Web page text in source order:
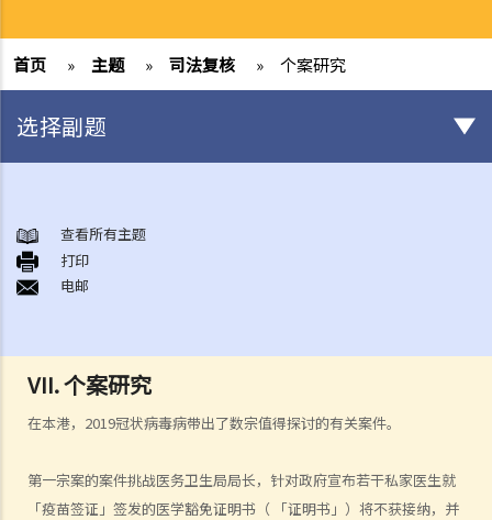
首页 » 主题 » 司法复核 » 个案研究
VII. 个案研究
在本港，2019冠状病毒病带出了数宗值得探讨的有关案件。
第一宗案的案件挑战医务卫生局局长，针对政府宣布若干私家医生就
「疫苗签证」签发的医学豁免证明书（ 「证明书」）将不获接纳，并
选择副题
司法复核的基础和法庭的角色
什么时候可以进行司法复核
A. 司法复核的独有程序
D. 其他补救方法
E. 排除条款
F. 申请人的资格
B. 程序不当
查看所有主题
打印
电邮